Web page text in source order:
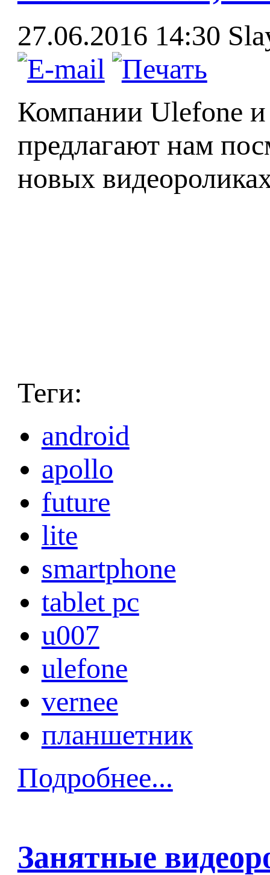
27.06.2016 14:30
Компании Ulefone и
предлагают нам
новых
Теги:
android
apollo
future
lite
smartphone
tablet pc
u007
ulefone
vernee
планшетник
Подробнее...
Занятные